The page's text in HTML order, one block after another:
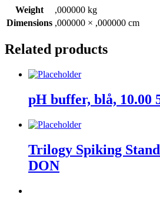
Weight
,000000 kg
Dimensions ,000000 × ,000000 cm
Related products
pH buffer, blå, 10.00
Trilogy Spiking
DON